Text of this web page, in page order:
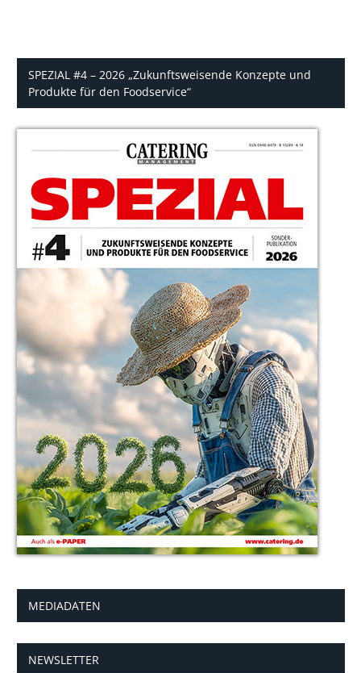
SPEZIAL #4 – 2026 „Zukunftsweisende Konzepte und
Produkte für den Foodservice“
MEDIADATEN
NEWSLETTER